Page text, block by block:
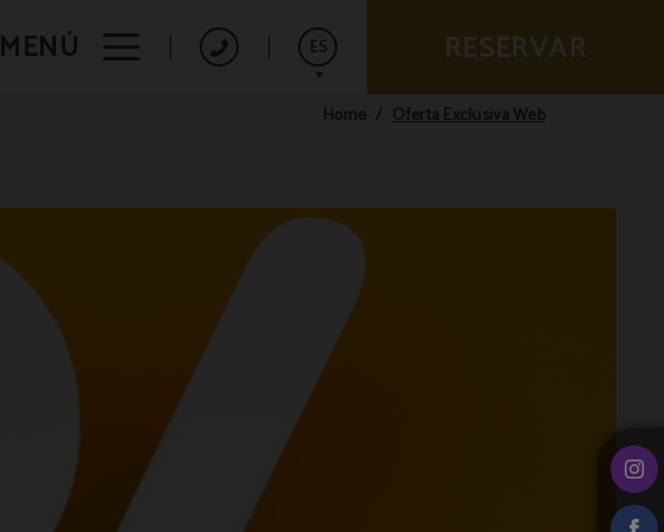
MENÚ ES RESERVAR
Home Oferta Exclusiva Web